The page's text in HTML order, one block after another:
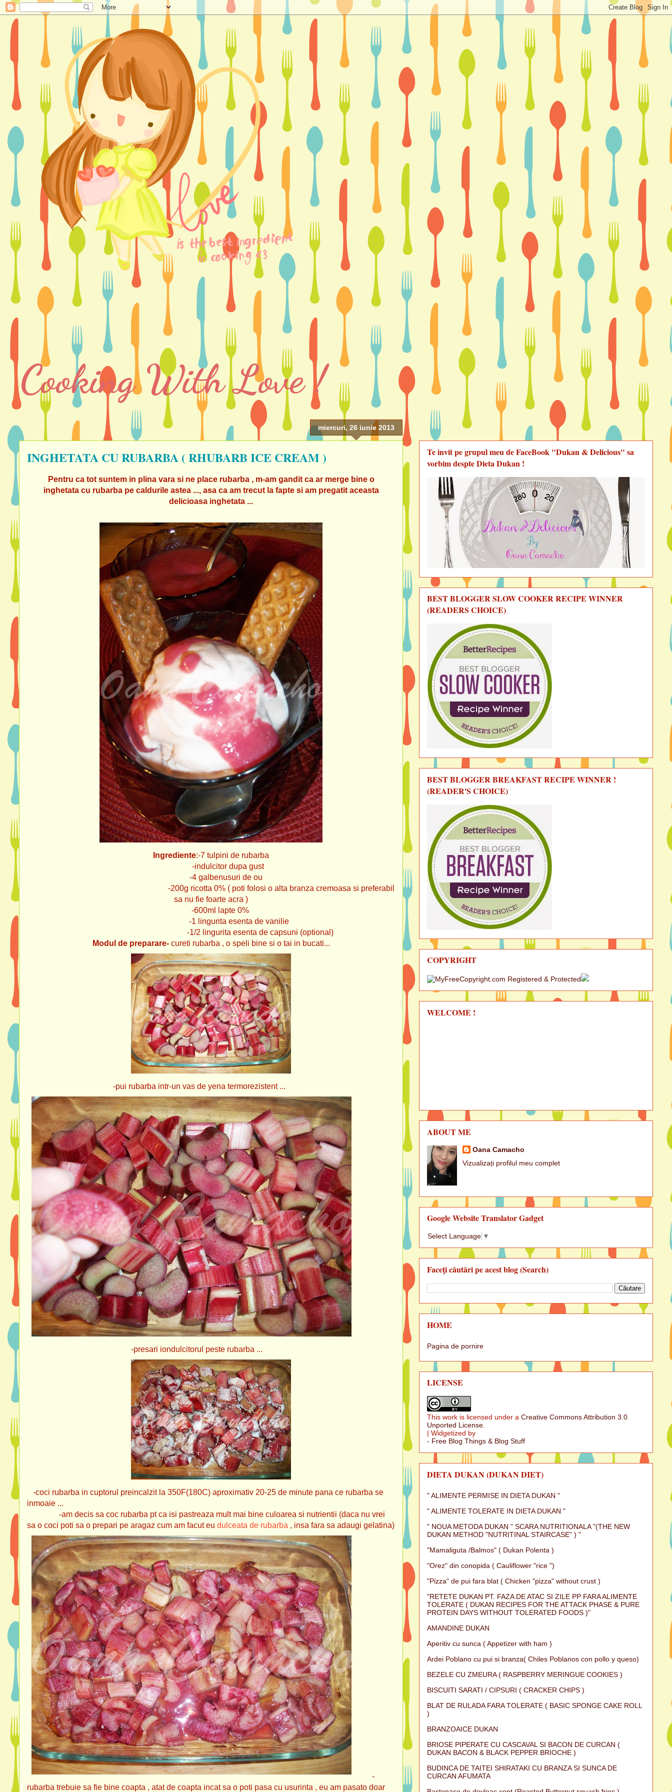
Cooking With Love !
miercuri, 26 iunie 2013
INGHETATA CU RUBARBA ( RHUBARB ICE CREAM )
Pentru ca tot suntem in plina vara si ne place rubarba , m-am gandit ca ar merge bine o
inghetata cu rubarba pe caldurile astea ..., asa ca am trecut la fapte si am pregatit aceasta
delicioasa inghetata ...
Ingrediente:-7 tulpini de rubarba
-indulcitor dupa gust
-4 galbenusuri de ou
-200g ricotta 0% ( poti folosi o alta branza cremoasa si preferabil
sa nu fie foarte acra )
-600ml lapte 0%
-1 lingurita esenta de vanilie
-1/2 lingurita esenta de capsuni (optional)
Modul de preparare- cureti rubarba , o speli bine si o tai in bucati...
-pui rubarba intr-un vas de yena termorezistent ...
-presari iondulcitorul peste rubarba ...
-coci rubarba in cuptorul preincalzit la 350F(180C) aproximativ 20-25 de minute pana ce rubarba se
inmoaie ...
-am decis sa coc rubarba pt ca isi pastreaza mult mai bine culoarea si nutrientii (daca nu vrei
sa o coci poti sa o prepari pe aragaz cum am facut eu dulceata de rubarba , insa fara sa adaugi gelatina)
-
rubarba trebuie sa fie bine coapta , atat de coapta incat sa o poti pasa cu usurinta , eu am pasato doar
Te invit pe grupul meu de FaceBook "Dukan & Delicious" sa
vorbim despte Dieta Dukan !
BEST BLOGGER SLOW COOKER RECIPE WINNER
(READERS CHOICE)
BEST BLOGGER BREAKFAST RECIPE WINNER !
(READER'S CHOICE)
COPYRIGHT
WELCOME !
ABOUT ME
Oana Camacho
Vizualizați profilul meu complet
Google Website Translator Gadget
Select Language ▼
Faceţi căutări pe acest blog (Search)
HOME
Pagina de pornire
LICENSE
This work is licensed under a Creative Commons Attribution 3.0
Unported License.
| Widgetized by
- Free Blog Things & Blog Stuff
DIETA DUKAN (DUKAN DIET)
" ALIMENTE PERMISE IN DIETA DUKAN "
" ALIMENTE TOLERATE IN DIETA DUKAN "
" NOUA METODA DUKAN " SCARA NUTRITIONALA "(THE NEW
DUKAN METHOD "NUTRITINAL STAIRCASE" ) "
"Mamaliguta /Balmos" ( Dukan Polenta )
"Orez" din conopida ( Cauliflower "rice ")
"Pizza" de pui fara blat ( Chicken "pizza" without crust )
"RETETE DUKAN PT. FAZA DE ATAC SI ZILE PP FARA ALIMENTE
TOLERATE ( DUKAN RECIPES FOR THE ATTACK PHASE & PURE
PROTEIN DAYS WITHOUT TOLERATED FOODS )"
AMANDINE DUKAN
Aperitiv cu sunca ( Appetizer with ham )
Ardei Poblano cu pui si branza( Chiles Poblanos con pollo y queso)
BEZELE CU ZMEURA ( RASPBERRY MERINGUE COOKIES )
BISCUITI SARATI / CIPSURI ( CRACKER CHIPS )
BLAT DE RULADA FARA TOLERATE ( BASIC SPONGE CAKE ROLL
)
BRANZOAICE DUKAN
BRIOSE PIPERATE CU CASCAVAL SI BACON DE CURCAN (
DUKAN BACON & BLACK PEPPER BRIOCHE )
BUDINCA DE TAITEI SHIRATAKI CU BRANZA SI SUNCA DE
CURCAN AFUMATA